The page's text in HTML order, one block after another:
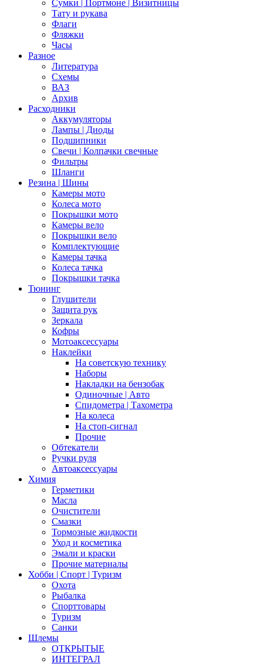
Сумки | Портмоне | Визитницы
Тату и рукава
Флаги
Фляжки
Часы
Разное
Литература
Схемы
ВАЗ
Архив
Расходники
Аккумуляторы
Лампы | Диоды
Подшипники
Свечи | Колпачки свечные
Фильтры
Шланги
Резина | Шины
Камеры мото
Колеса мото
Покрышки мото
Камеры вело
Покрышки вело
Комплектующие
Камеры тачка
Колеса тачка
Покрышки тачка
Тюнинг
Глушители
Защита рук
Зеркала
Кофры
Мотоаксессуары
Наклейки
На советскую технику
Наборы
Накладки на бензобак
Одиночные | Авто
Спидометра | Тахометра
На колеса
На стоп-сигнал
Прочие
Обтекатели
Ручки руля
Автоаксессуары
Химия
Герметики
Масла
Очистители
Смазки
Тормозные жидкости
Уход и косметика
Эмали и краски
Прочие материалы
Хобби | Cпорт | Туризм
Охота
Рыбалка
Спорттовары
Туризм
Санки
Шлемы
ОТКРЫТЫЕ
ИНТЕГРАЛ